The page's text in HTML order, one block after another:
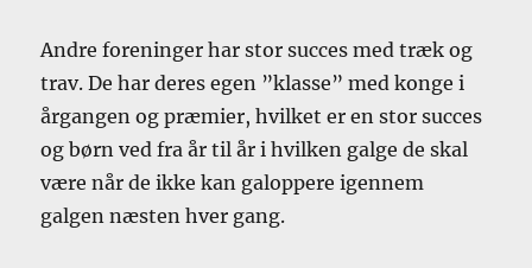
Andre foreninger har stor succes med træk og
trav. De har deres egen ”klasse” med konge i
årgangen og præmier, hvilket er en stor succes
og børn ved fra år til år i hvilken galge de skal
være når de ikke kan galoppere igennem
galgen næsten hver gang.